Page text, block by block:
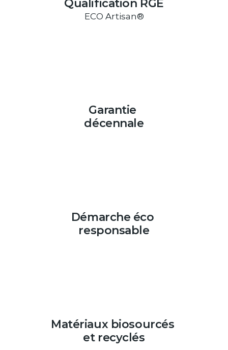
Qualification RGE
ECO Artisan®
Garantie
décennale
Démarche éco
responsable
Matériaux biosourcés
et recyclés